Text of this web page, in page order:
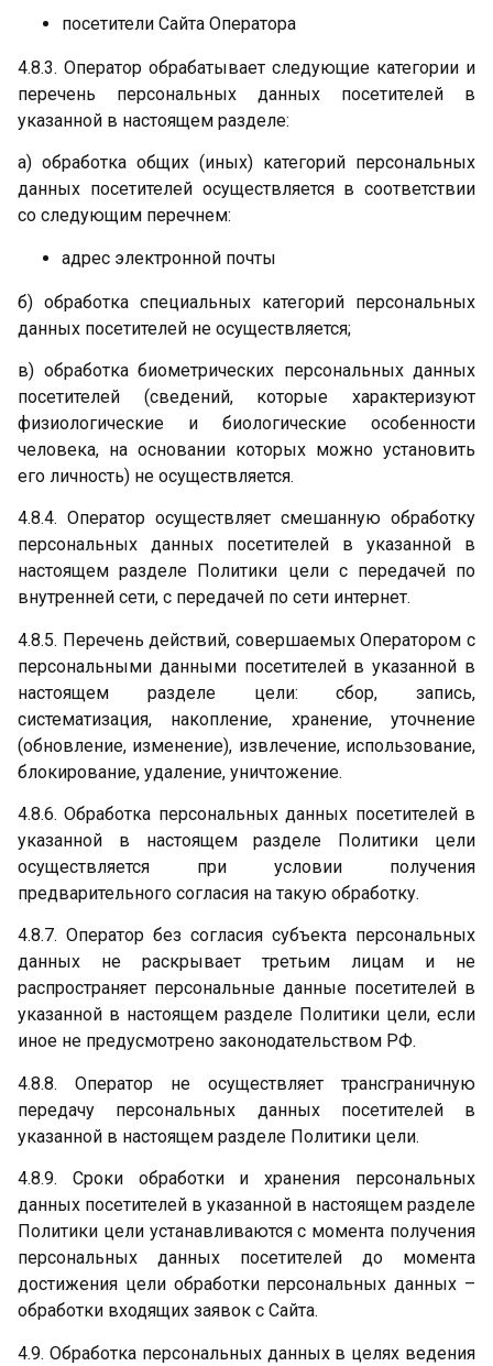
посетители Сайта Оператора
4.8.3. Оператор обрабатывает следующие категории и
перечень персональных данных посетителей в
указанной в настоящем разделе:
а) обработка общих (иных) категорий персональных
данных посетителей осуществляется в соответствии
со следующим перечнем:
адрес электронной почты
б) обработка специальных категорий персональных
данных посетителей не осуществляется;
в) обработка биометрических персональных данных
посетителей (сведений, которые характеризуют
физиологические и биологические особенности
человека, на основании которых можно установить
его личность) не осуществляется.
4.8.4. Оператор осуществляет смешанную обработку
персональных данных посетителей в указанной в
настоящем разделе Политики цели с передачей по
внутренней сети, с передачей по сети интернет.
4.8.5. Перечень действий, совершаемых Оператором с
персональными данными посетителей в указанной в
настоящем разделе цели: сбор, запись,
систематизация, накопление, хранение, уточнение
(обновление, изменение), извлечение, использование,
блокирование, удаление, уничтожение.
4.8.6. Обработка персональных данных посетителей в
указанной в настоящем разделе Политики цели
осуществляется при условии получения
предварительного согласия на такую обработку.
4.8.7. Оператор без согласия субъекта персональных
данных не раскрывает третьим лицам и не
распространяет персональные данные посетителей в
указанной в настоящем разделе Политики цели, если
иное не предусмотрено законодательством РФ.
4.8.8. Оператор не осуществляет трансграничную
передачу персональных данных посетителей в
указанной в настоящем разделе Политики цели.
4.8.9. Сроки обработки и хранения персональных
данных посетителей в указанной в настоящем разделе
Политики цели устанавливаются с момента получения
персональных данных посетителей до момента
достижения цели обработки персональных данных –
обработки входящих заявок с Сайта.
4.9. Обработка персональных данных в целях ведения